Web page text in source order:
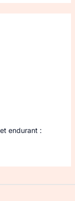
endurant :